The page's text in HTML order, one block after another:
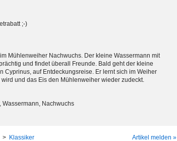
;-)
Mühlenweiher Nachwuchs. Der kleine Wassermann mit
und findet überall Freunde. Bald geht der kleine
Cyprinus, auf Entdeckungsreise. Er lernt sich im Weiher
und das Eis den Mühlenweiher wieder zudeckt.
Wassermann, Nachwuchs
> Klassiker Artikel melden »